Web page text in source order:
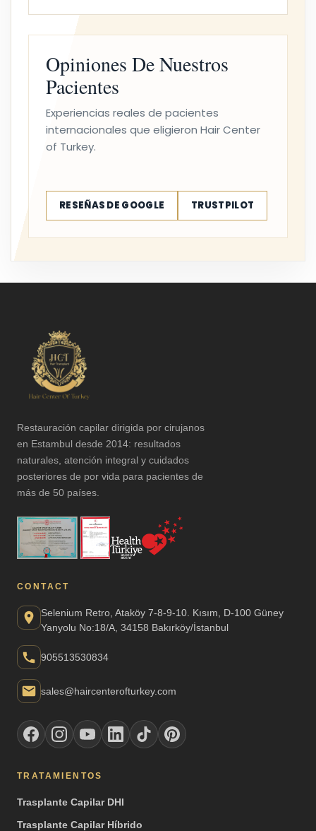
Opiniones De Nuestros
Pacientes
Experiencias reales de pacientes
internacionales que eligieron Hair Center
of Turkey.
RESEÑAS DE GOOGLE TRUSTPILOT
Restauración capilar dirigida por cirujanos
en Estambul desde 2014: resultados
naturales, atención integral y cuidados
posteriores de por vida para pacientes de
más de 50 países.
CONTACT
Selenium Retro, Ataköy 7-8-9-10. Kısım, D-100 Güney
Yanyolu No:18/A, 34158 Bakırköy/İstanbul
905513530834
sales@haircenterofturkey.com
TRATAMIENTOS
Trasplante Capilar DHI
Trasplante Capilar Híbrido